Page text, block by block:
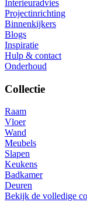
Interieuradvies
Projectinrichting
Binnenkijkers
Blogs
Inspiratie
Hulp & contact
Onderhoud
Collectie
Raam
Vloer
Wand
Meubels
Slapen
Keukens
Badkamer
Deuren
Bekijk de volledige